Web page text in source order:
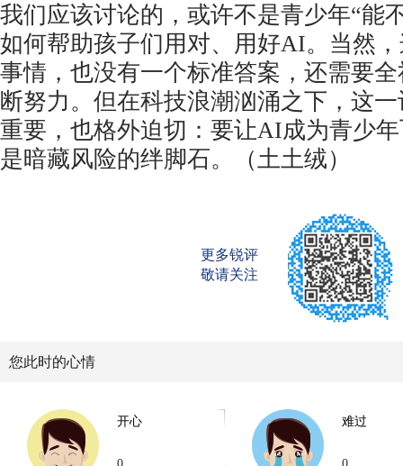
我们应该讨论的，或许不是青少年“能
如何帮助孩子们用对、用好AI。当然
事情，也没有一个标准答案，还需要
断努力。但在科技浪潮汹涌之下，这
重要，也格外迫切：要让AI成为青少
是暗藏风险的绊脚石。（土土绒）
更多锐评
敬请关注
您此时的心情
开心 难过